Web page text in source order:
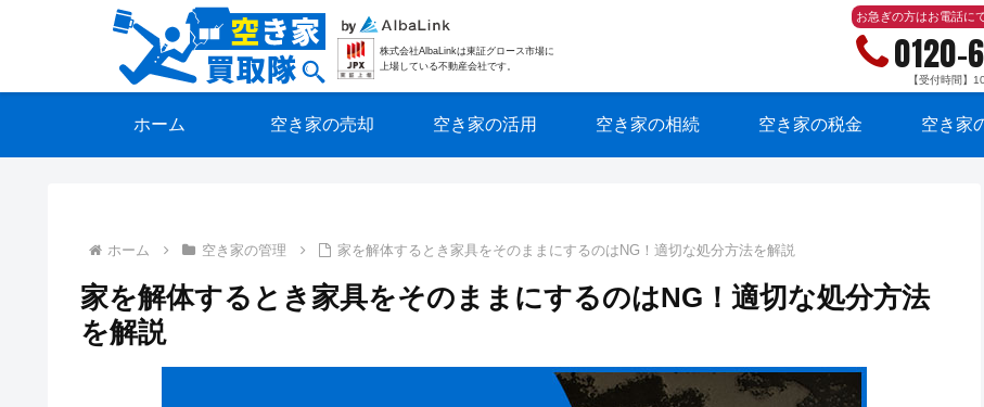
株式会社AlbaLinkは東証グロース市場に
上場している不動産会社です。
お急ぎの方はお電話に
0120-
【受付時間】
ホーム 空き家の売却 空き家の活用 空き家の相続 空き家の税金 空き家
ホーム 空き家の管理 家を解体するとき家具をそのままにするのはNG！適切な処分方法を解説
家を解体するとき家具をそのままにするのはNG！適切な処分方法
を解説